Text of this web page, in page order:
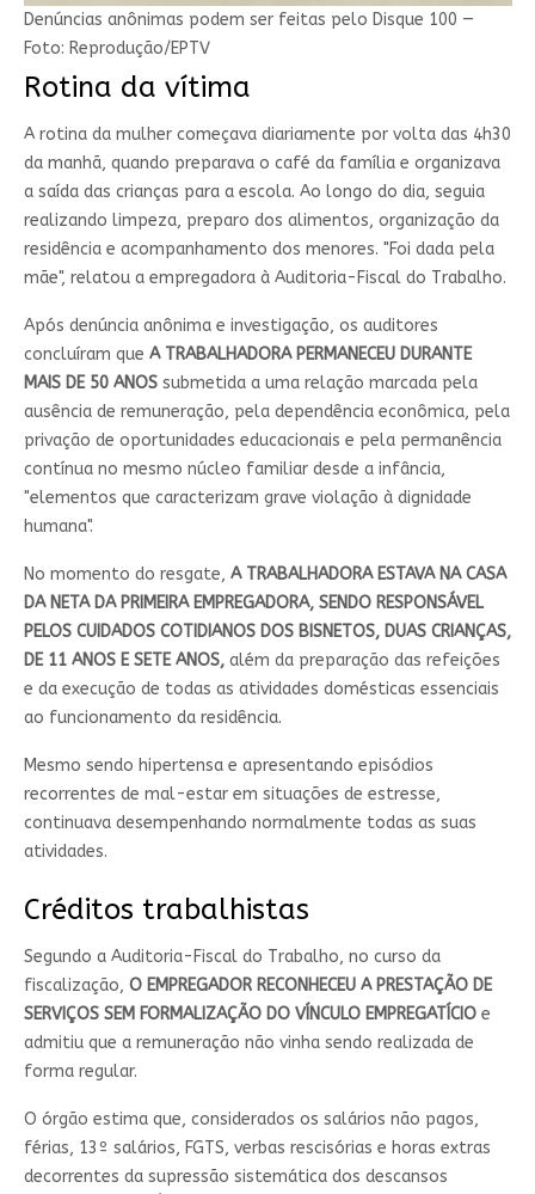
Denúncias anônimas podem ser feitas pelo Disque 100 —
Foto: Reprodução/EPTV
Rotina da vítima
A rotina da mulher começava diariamente por volta das 4h30
da manhã, quando preparava o café da família e organizava
a saída das crianças para a escola. Ao longo do dia, seguia
realizando limpeza, preparo dos alimentos, organização da
residência e acompanhamento dos menores. "Foi dada pela
mãe", relatou a empregadora à Auditoria-Fiscal do Trabalho.
Após denúncia anônima e investigação, os auditores
concluíram que A TRABALHADORA PERMANECEU DURANTE
MAIS DE 50 ANOS submetida a uma relação marcada pela
ausência de remuneração, pela dependência econômica, pela
privação de oportunidades educacionais e pela permanência
contínua no mesmo núcleo familiar desde a infância,
"elementos que caracterizam grave violação à dignidade
humana".
No momento do resgate, A TRABALHADORA ESTAVA NA CASA
DA NETA DA PRIMEIRA EMPREGADORA, SENDO RESPONSÁVEL
PELOS CUIDADOS COTIDIANOS DOS BISNETOS, DUAS CRIANÇAS,
DE 11 ANOS E SETE ANOS,além da preparação das refeições
e da execução de todas as atividades domésticas essenciais
ao funcionamento da residência.
Mesmo sendo hipertensa e apresentando episódios
recorrentes de mal-estar em situações de estresse,
continuava desempenhando normalmente todas as suas
atividades.
Créditos trabalhistas
Segundo a Auditoria-Fiscal do Trabalho, no curso da
fiscalização, O EMPREGADOR RECONHECEU A PRESTAÇÃO DE
SERVIÇOS SEM FORMALIZAÇÃO DO VÍNCULO EMPREGATÍCIOe
admitiu que a remuneração não vinha sendo realizada de
forma regular.
O órgão estima que, considerados os salários não pagos,
férias, 13º salários, FGTS, verbas rescisórias e horas extras
decorrentes da supressão sistemática dos descansos